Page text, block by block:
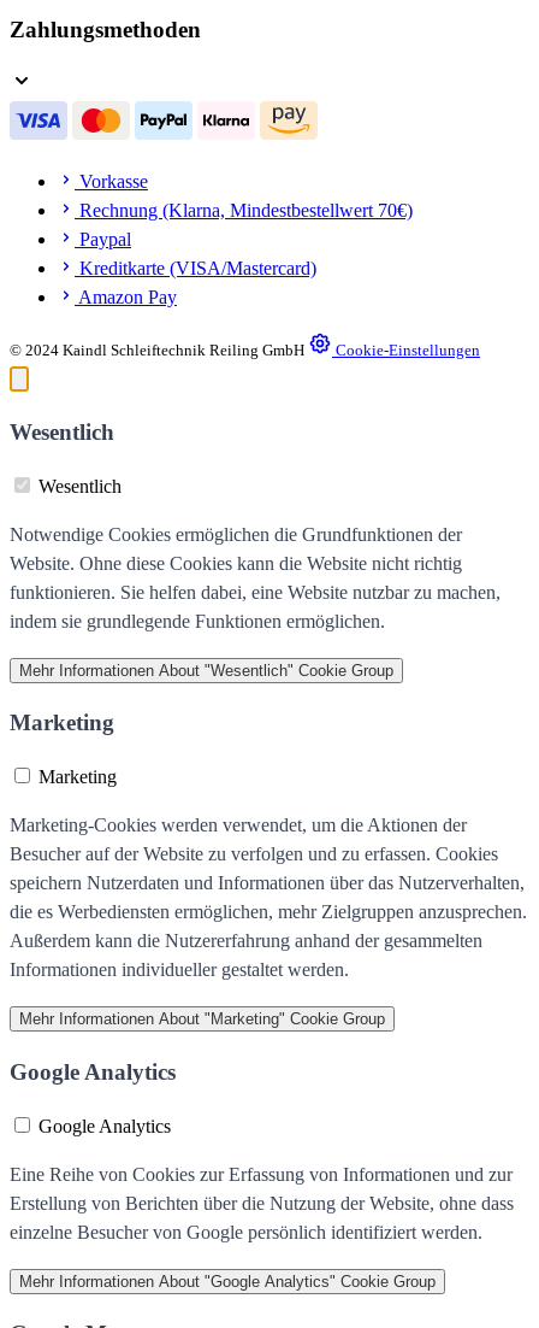
Zahlungsmethoden
Vorkasse
Rechnung (Klarna, Mindestbestellwert 70€)
Paypal
Kreditkarte (VISA/Mastercard)
Amazon Pay
© 2024 Kaindl Schleiftechnik Reiling GmbH Cookie-Einstellungen
Wesentlich
Wesentlich
Notwendige Cookies ermöglichen die Grundfunktionen der
Website. Ohne diese Cookies kann die Website nicht richtig
funktionieren. Sie helfen dabei, eine Website nutzbar zu machen,
indem sie grundlegende Funktionen ermöglichen.
Mehr Informationen About "Wesentlich" Cookie Group
Marketing
Marketing
Marketing-Cookies werden verwendet, um die Aktionen der
Besucher auf der Website zu verfolgen und zu erfassen. Cookies
speichern Nutzerdaten und Informationen über das Nutzerverhalten,
die es Werbediensten ermöglichen, mehr Zielgruppen anzusprechen.
Außerdem kann die Nutzererfahrung anhand der gesammelten
Informationen individueller gestaltet werden.
Mehr Informationen About "Marketing" Cookie Group
Google Analytics
Google Analytics
Eine Reihe von Cookies zur Erfassung von Informationen und zur
Erstellung von Berichten über die Nutzung der Website, ohne dass
einzelne Besucher von Google persönlich identifiziert werden.
Mehr Informationen About "Google Analytics" Cookie Group